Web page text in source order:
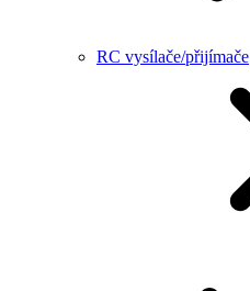
RC vysílače/přijímače